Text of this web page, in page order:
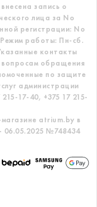
запись о
лица за No
регистрации: No
Режим работы: Пн-сб.
контакты
вопросам обращения
по защите
администрации
215-17-40, +375 17 215-
atrium.by в
06.05.2025 №748434